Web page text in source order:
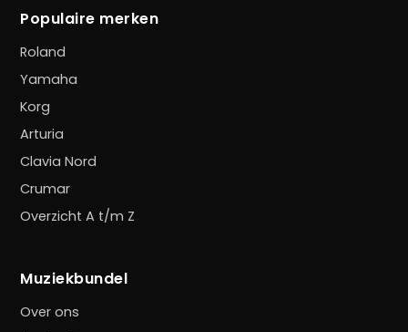
Populaire merken
Roland
Yamaha
Korg
Arturia
Clavia Nord
Crumar
Overzicht A t/m Z
Muziekbundel
Over ons